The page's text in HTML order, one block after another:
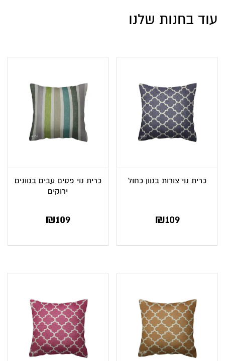
עוד בחנות שלנו
כרית נוי צורות בגוון כחול
₪109
כרית נוי פסים עבים בגוונים
ירוקים
₪109